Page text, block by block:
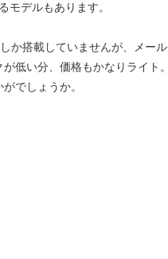
モデルもあります。
か搭載していませんが、メー
低い分、価格もかなりライト
でしょうか。